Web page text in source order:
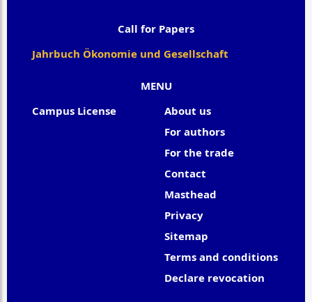
MENU
Campus License
About us
For authors
For the trade
Contact
Masthead
Privacy
Sitemap
Terms and conditions
Declare revocation
Call for Papers
Jahrbuch Ökonomie und Gesellschaft